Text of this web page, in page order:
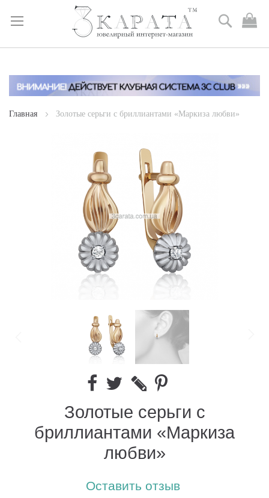
Skip
Content
Поиск
Главная Золотые серьги с бриллиантами «Маркиза любви»
Золотые серьги с
бриллиантами «Маркиза
любви»
Оставить отзыв